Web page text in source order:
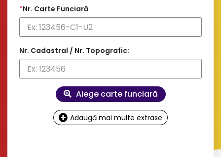
*Nr. Carte Funciară
Nr. Cadastral / Nr. Topografic:
Alege carte funciară
Adaugă mai multe extrase